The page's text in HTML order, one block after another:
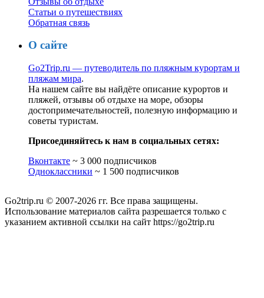
Статьи о путешествиях
Обратная связь
О сайте
Go2Trip.ru — путеводитель по пляжным курортам и
пляжам мира.
На нашем сайте вы найдёте описание курортов и
пляжей, отзывы об отдыхе на море, обзоры
достопримечательностей, полезную информацию и
советы туристам.
Присоединяйтесь к нам в социальных сетях:
Вконтакте ~ 3 000 подписчиков
Одноклассники ~ 1 500 подписчиков
Go2trip.ru © 2007-2026 гг. Все права защищены.
Использование материалов сайта разрешается только с
указанием активной ссылки на сайт https://go2trip.ru